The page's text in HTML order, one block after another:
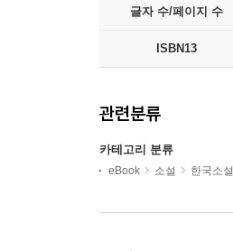
글자 수/페이지 수
ISBN13
관련분류
카테고리 분류
eBook 소설 한국소설